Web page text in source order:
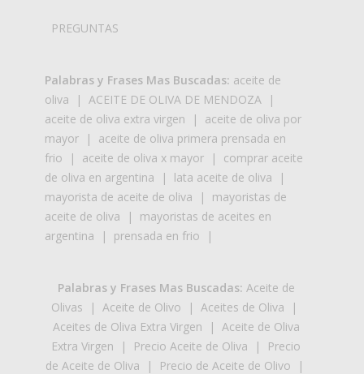
PREGUNTAS
Palabras y Frases Mas Buscadas: aceite de
oliva | ACEITE DE OLIVA DE MENDOZA |
aceite de oliva extra virgen | aceite de oliva por
mayor | aceite de oliva primera prensada en
frio | aceite de oliva x mayor | comprar aceite
de oliva en argentina | lata aceite de oliva |
mayorista de aceite de oliva | mayoristas de
aceite de oliva | mayoristas de aceites en
argentina | prensada en frio |
Palabras y Frases Mas Buscadas: Aceite de
Olivas | Aceite de Olivo | Aceites de Oliva |
Aceites de Oliva Extra Virgen | Aceite de Oliva
Extra Virgen | Precio Aceite de Oliva |
Precio
de Aceite de Oliva | Precio de Aceite de Olivo |